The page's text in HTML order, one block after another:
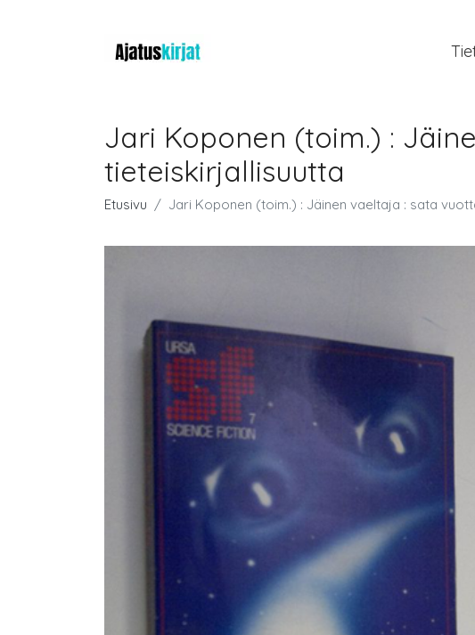
Jari Koponen (toim.) :
tieteiskirjallisuutta
Etusivu Jari Koponen (toim.) : Jäinen vaeltaja : sata